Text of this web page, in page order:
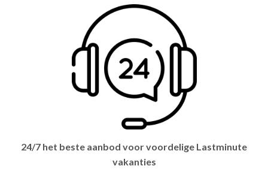
24/7 het beste aanbod voor voordelige Lastminute
vakanties